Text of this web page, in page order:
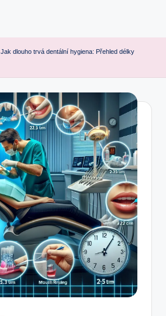
Jak dlouho trvá dentální hygiena: Přehled délky